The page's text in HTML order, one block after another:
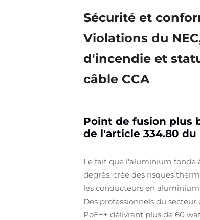
Sécurité et
Violations du
d'incendie et
câble CCA
Point de fusion plus
de l'article 334.80 du
Le fait que l'aluminium fonde
degrés, crée des risques
les conducteurs en
Des professionnels du
PoE++ délivrant plus de 60